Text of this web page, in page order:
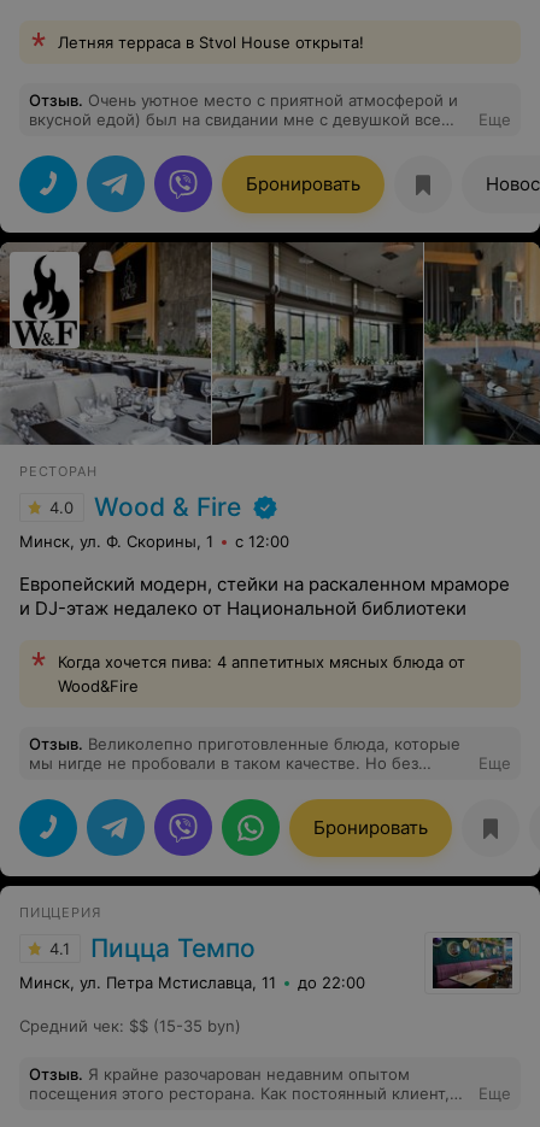
Летняя терраса в Stvol House открыта!
Отзыв. Очень уютное место с приятной атмосферой и
вкусной едой) был на свидании мне с девушкой все
Еще
Бронировать
РЕСТОРАН
4.0 Wood & Fire
Минск, ул. Ф. Скорины, 1 с 12:00
Европейский модерн, стейки на раскаленном мраморе
и DJ-этаж недалеко от Национальной библиотеки
Когда хочется пива: 4 аппетитных мясных блюда от
Wood&Fire
Отзыв. Великолепно приготовленные блюда, которые
мы нигде не пробовали в таком качестве. Но без
был бы не полный сервис. Качество блюд –
бесподобное обслуживание прекрасное. Спасибо!
Еще
Бронировать
ПИЦЦЕРИЯ
4.1 Пицца Темпо
Минск, ул. Петра Мстиславца, 11 до 22:00
Средний чек: $$ (15-35 byn)
Отзыв. Я крайне разочарован недавним опытом
посещения этого ресторана. Как постоянный клиент,
Еще